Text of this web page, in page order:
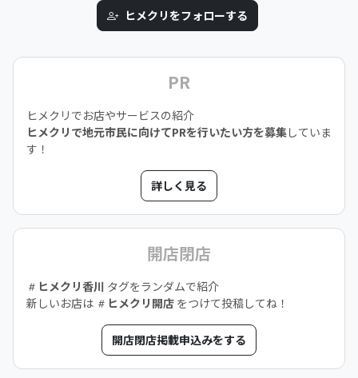
ヒメクリをフォローする
PR
ヒメクリでお店やサービスの紹介
ヒメクリで地元市民に向けてPRを行いたい方を募集していま
す！
詳しく見る
開店閉店
ヒメクリ香川 タグをランダムで紹介
新しいお店は
ヒメクリ開店 をつけて投稿してね！
開店閉店掲載申込みをする